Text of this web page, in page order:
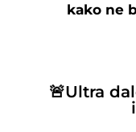
kako ne
🚨Ultra